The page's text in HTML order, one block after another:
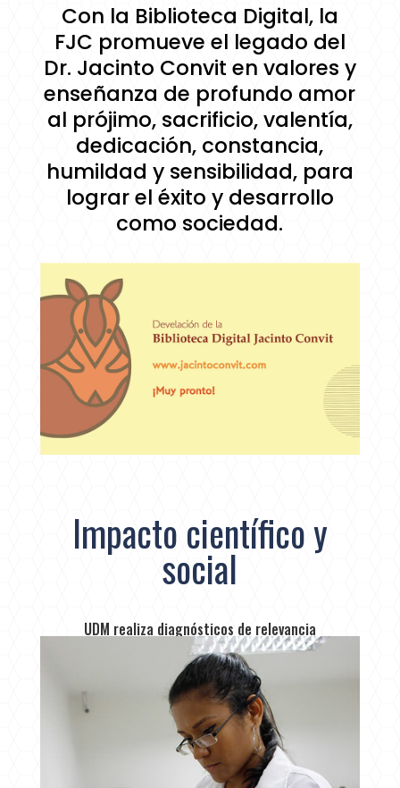
Con la Biblioteca Digital, la
FJC promueve el legado del
Dr. Jacinto Convit en valores y
enseñanza de profundo amor
al prójimo, sacrificio, valentía,
dedicación, constancia,
humildad y sensibilidad, para
lograr el éxito y desarrollo
como sociedad.
Impacto científico y
social
UDM realiza diagnósticos de relevancia